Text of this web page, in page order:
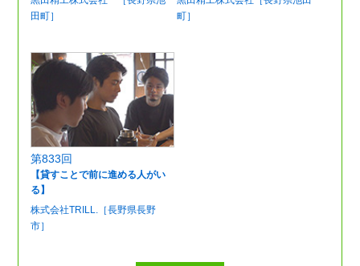
田町］
町］
第833回
【貸すことで前に進める人がい
る】
株式会社TRILL.［長野県長野
市］